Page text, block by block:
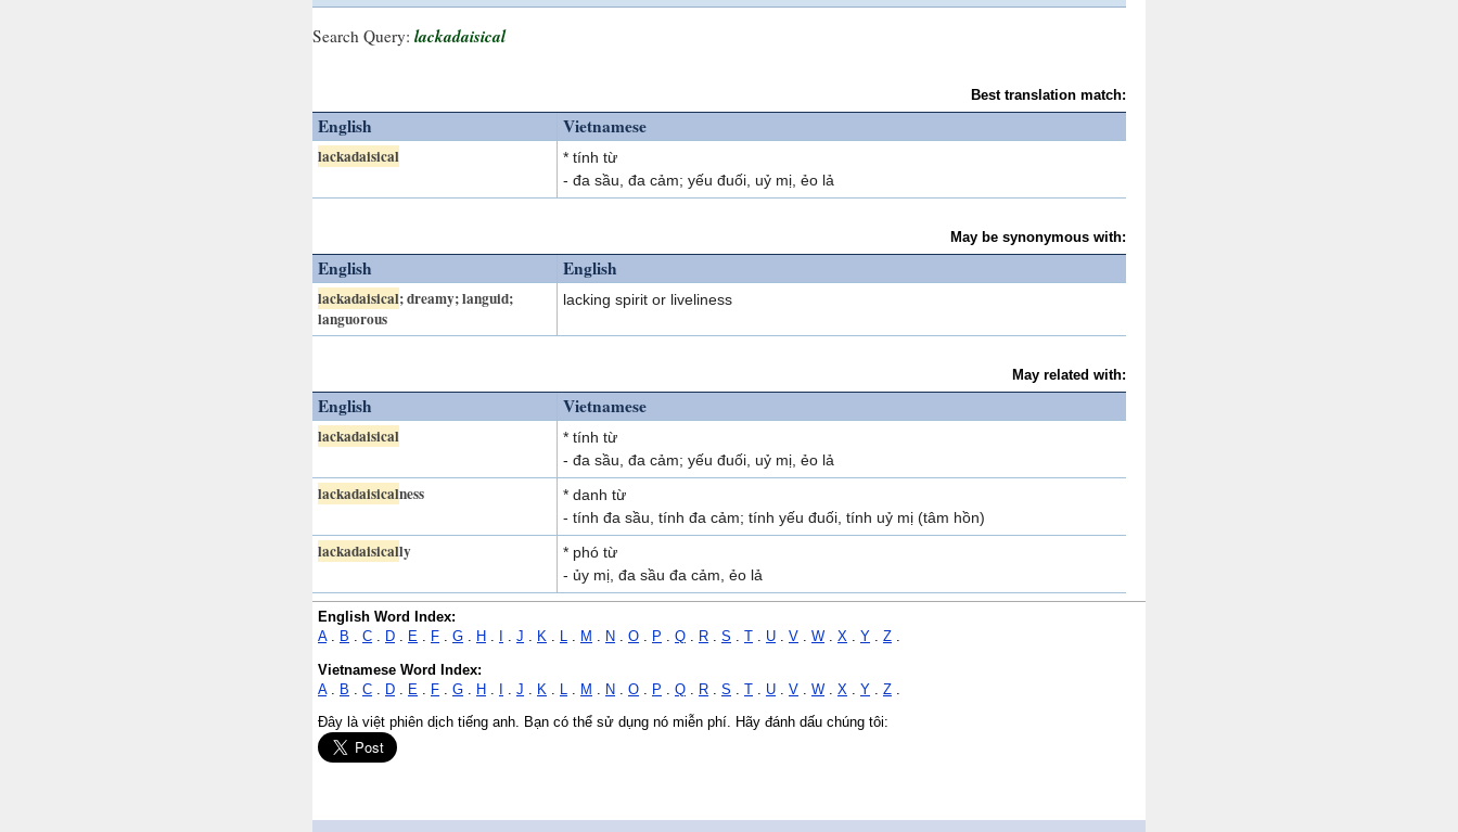
Search Query: lackadaisical
Best translation match:
English Vietnamese
lackadaisical
* tính từ
- đa sầu, đa cảm; yếu đuối, uỷ mị, ẻo lả
May be synonymous with:
English English
lackadaisical; dreamy; languid;
languorous
lacking spirit or liveliness
May related with:
English Vietnamese
lackadaisical
* tính từ
- đa sầu, đa cảm; yếu đuối, uỷ mị, ẻo lả
lackadaisicalness
* danh từ
- tính đa sầu, tính đa cảm; tính yếu đuối, tính uỷ mị (tâm hồn)
lackadaisically
* phó từ
- ủy mị, đa sầu đa cảm, ẻo lả
English Word Index:
A. B . C . D . E . F . G . H . . J . K . L . M . N . O . P . Q . R . S . . U . V . W . X . Y . Z .
Vietnamese Word Index:
A. B C D E F G H J K M N O P Q R S T U V W X Y Z
Đây là việt phiên dịch tiếng anh. Bạn có thể sử dụng nó miễn phí. Hãy đánh dấu chúng tôi: